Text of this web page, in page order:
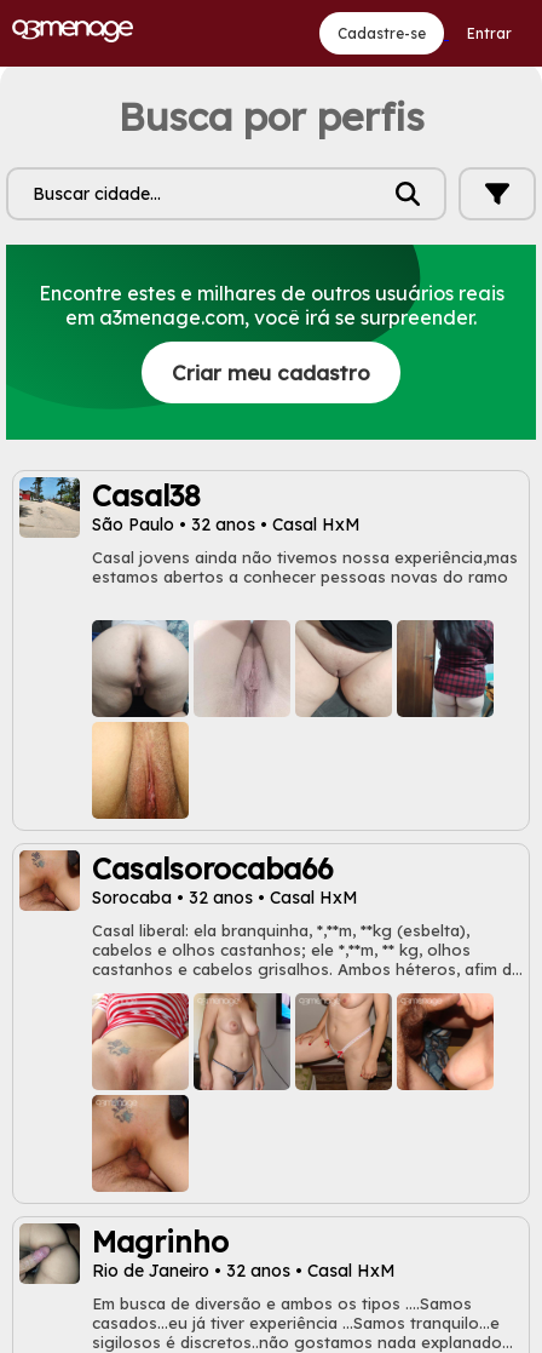
Cadastre-se Entrar
Busca por perfis
Buscar cidade...
Encontre estes e milhares de outros usuários reais
em a3menage.com, você irá se surpreender.
Criar meu cadastro
Casal38
São Paulo • 32 anos • Casal HxM
Casal jovens ainda não tivemos nossa experiência,mas
estamos abertos a conhecer pessoas novas do ramo
Casalsorocaba66
Sorocaba • 32 anos • Casal HxM
Casal liberal: ela branquinha, *,**m, **kg (esbelta),
cabelos e olhos castanhos; ele *,**m, ** kg, olhos
castanhos e cabelos grisalhos. Ambos héteros, afim de
parceira fixa! O nosso único vício é o sexo bem feito,
prazeroso; adoro ver uma amiga estremecendo-se ao
atingir o clímax , deixar de ter controle de seu corpo
até gritar em um multi-orgasmo! Marido ex-militar,
agora trabalhando de marido de aluguel (multi-
tarefas)!
Magrinho
Rio de Janeiro • 32 anos • Casal HxM
Em busca de diversão e ambos os tipos ....Samos
casados...eu já tiver experiência ...Samos tranquilo...e
sigilosos é discretos..não gostamos nada explanado